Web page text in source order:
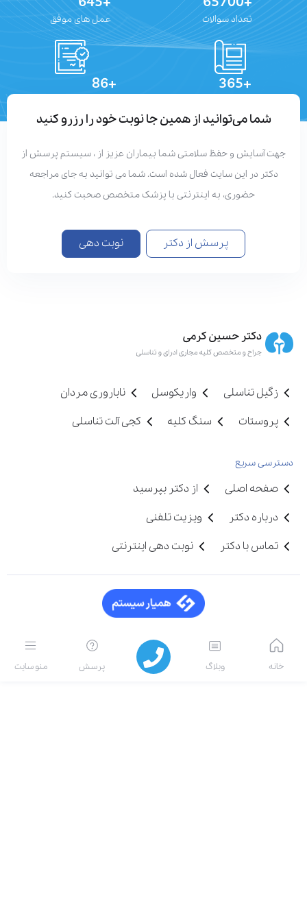
تعداد سوالات عمل های موفق
+365
+86
شما می‌توانید از همین جا نوبت خود را رزرو کنید
جهت آسایش و حفظ سلامتی شما بیماران عزیز از ، سیستم پرسش از
دکتر در این سایت فعال شده است. شما می توانید به جای مراجعه
حضوری، به اینترنتی با پزشک متخصص صحبت کنید.
پرسش از دکتر نوبت دهی
زگیل تناسلی واریکوسل
ناباروری مردان
پروستات
سنگ کلیه کجی آلت تناسلی
دسترسی سریع
صفحه اصلی
از دکتر بپرسید
درباره دکتر
ویزیت تلفنی
تماس با دکتر
نوبت دهی اینترنتی
خانه وبلاگ پرسش منو سایت